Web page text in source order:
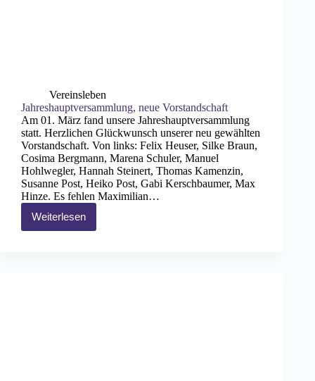
Vereinsleben
Jahreshauptversammlung, neue Vorstandschaft
Am 01. März fand unsere Jahreshauptversammlung
statt. Herzlichen Glückwunsch unserer neu gewählten
Vorstandschaft. Von links: Felix Heuser, Silke Braun,
Cosima Bergmann, Marena Schuler, Manuel
Hohlwegler, Hannah Steinert, Thomas Kamenzin,
Susanne Post, Heiko Post, Gabi Kerschbaumer, Max
Hinze. Es fehlen Maximilian…
WeiterlesenJahreshauptversammlung,
neue